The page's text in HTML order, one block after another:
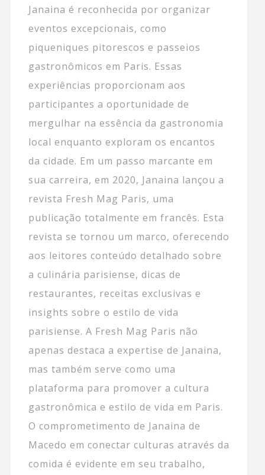
Janaina é reconhecida por organizar
eventos excepcionais, como
piqueniques pitorescos e passeios
gastronômicos em Paris. Essas
experiências proporcionam aos
participantes a oportunidade de
mergulhar na essência da gastronomia
local enquanto exploram os encantos
da cidade. Em um passo marcante em
sua carreira, em 2020, Janaina lançou a
revista Fresh Mag Paris, uma
publicação totalmente em francês. Esta
revista se tornou um marco, oferecendo
aos leitores conteúdo detalhado sobre
a culinária parisiense, dicas de
restaurantes, receitas exclusivas e
insights sobre o estilo de vida
parisiense. A Fresh Mag Paris não
apenas destaca a expertise de Janaina,
mas também serve como uma
plataforma para promover a cultura
gastronômica e estilo de vida em Paris.
O comprometimento de Janaina de
Macedo em conectar culturas através da
comida é evidente em seu trabalho,